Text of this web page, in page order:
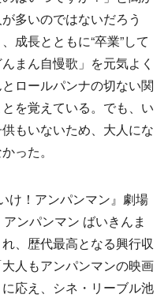
多いのではないだろう
成長とともに“卒業”して
まん自慢歌」を元気よく
ロールパンナの切ない関
を覚えている。でも、い
もいないため、大人にな
った。
け！アンパンマン』劇場
ンパンマン ばいきんま
、歴代最高となる興行収
人もアンパンマンの映画
応え、シネ・リーブル池